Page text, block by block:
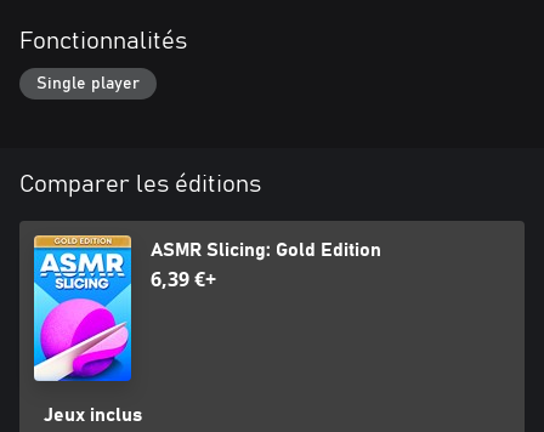
Fonctionnalités
Single player
Comparer les éditions
ASMR Slicing: Gold Edition
6,39 €+
Jeux inclus